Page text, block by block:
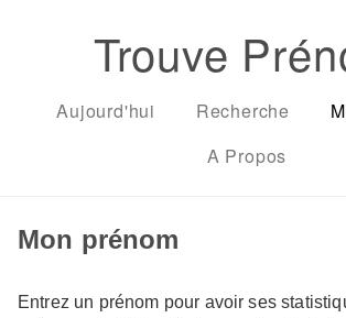
Trouve
Aujourd'hui Recherche
A Propos
Mon prénom
Entrez un prénom pour avoir ses